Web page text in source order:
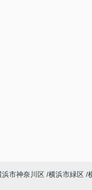
浜市神奈川区 横浜市緑区